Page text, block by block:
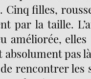
filles,
par la taille.
améliorée,
absolument pas
rencontrer